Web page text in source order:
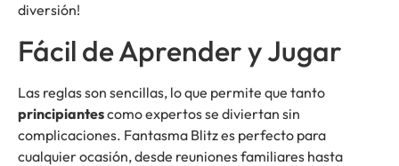
diversión!
Fácil de Aprender y Jugar
Las reglas son sencillas, lo que permite que tanto
principiantescomo expertos se diviertan sin
complicaciones. Fantasma Blitz es perfecto para
cualquier ocasión, desde reuniones familiares hasta